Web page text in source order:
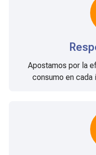
Apostamos por la
consumo en cada